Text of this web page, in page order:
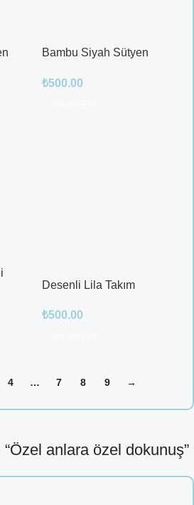
Bambu Siyah Sütyen
₺500.00
Desenli Lila Takım
₺500.00
4 … 7 8 9 →
anlara özel dokunuş”